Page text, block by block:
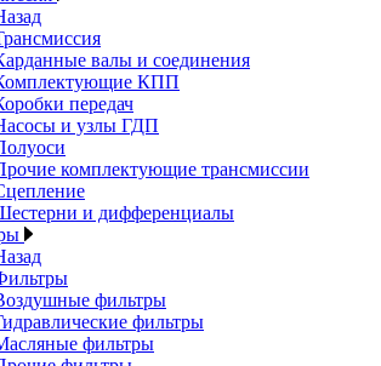
валы и соединения
КПП
передач
и узлы ГДП
комплектующие трансмиссии
и дифференциалы
фильтры
фильтры
фильтры